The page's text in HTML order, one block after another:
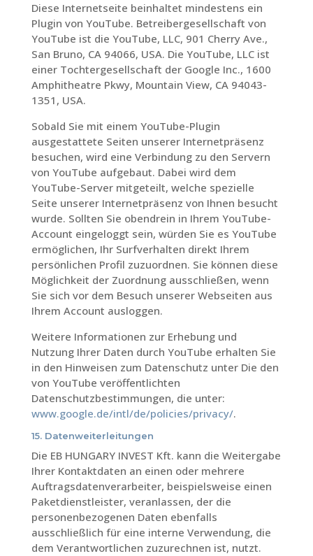
Diese Internetseite beinhaltet mindestens ein
Plugin von YouTube. Betreibergesellschaft von
YouTube ist die YouTube, LLC, 901 Cherry Ave.,
San Bruno, CA 94066, USA. Die YouTube, LLC ist
einer Tochtergesellschaft der Google Inc., 1600
Amphitheatre Pkwy, Mountain View, CA 94043-
1351, USA.
Sobald Sie mit einem YouTube-Plugin
ausgestattete Seiten unserer Internetpräsenz
besuchen, wird eine Verbindung zu den Servern
von YouTube aufgebaut. Dabei wird dem
YouTube-Server mitgeteilt, welche spezielle
Seite unserer Internetpräsenz von Ihnen besucht
wurde. Sollten Sie obendrein in Ihrem YouTube-
Account eingeloggt sein, würden Sie es YouTube
ermöglichen, Ihr Surfverhalten direkt Ihrem
persönlichen Profil zuzuordnen. Sie können diese
Möglichkeit der Zuordnung ausschließen, wenn
Sie sich vor dem Besuch unserer Webseiten aus
Ihrem Account ausloggen.
Weitere Informationen zur Erhebung und
Nutzung Ihrer Daten durch YouTube erhalten Sie
in den Hinweisen zum Datenschutz unter Die den
von YouTube veröffentlichten
Datenschutzbestimmungen, die unter:
www.google.de/intl/de/policies/privacy/.
15. Datenweiterleitungen
Die EB HUNGARY INVEST Kft. kann die Weitergabe
Ihrer Kontaktdaten an einen oder mehrere
Auftragsdatenverarbeiter, beispielsweise einen
Paketdienstleister, veranlassen, der die
personenbezogenen Daten ebenfalls
ausschließlich für eine interne Verwendung, die
dem Verantwortlichen zuzurechnen ist, nutzt.